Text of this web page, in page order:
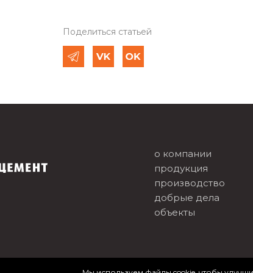
Поделиться статьей
о компании
продукция
производство
добрые дела
объекты